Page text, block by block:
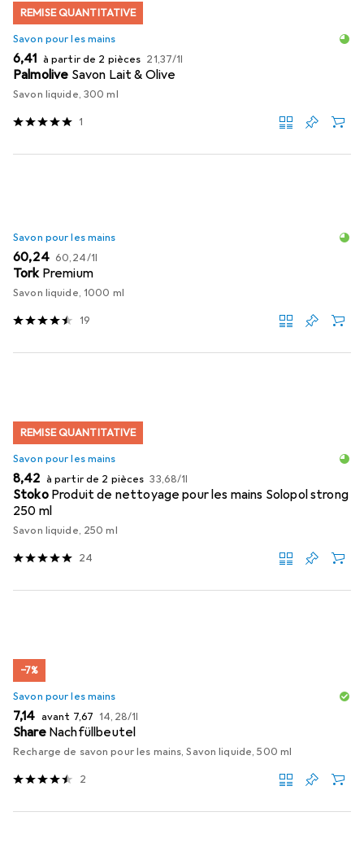
REMISE QUANTITATIVE
Savon pour les mains
EUR
6,41 à partir de 2 pièces EUR
21,37/1l
Palmolive Savon Lait & Olive
Savon liquide, 300 ml
1
Savon pour les mains
EUR
60,24 EUR
60,24/1l
Tork Premium
Savon liquide, 1000 ml
19
REMISE QUANTITATIVE
Savon pour les mains
EUR
8,42 à partir de 2 pièces EUR
33,68/1l
Stoko Produit de nettoyage pour les mains Solopol strong
250 ml
Savon liquide, 250 ml
24
−7%
Savon pour les mains
EUR
7,14 avant EUR
7,67 EUR
14,28/1l
Share Nachfüllbeutel
Recharge de savon pour les mains, Savon liquide, 500 ml
2